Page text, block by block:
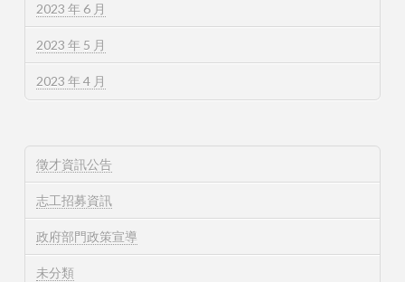
2023 年 6 月
2023 年 5 月
2023 年 4 月
徵才資訊公告
志工招募資訊
政府部門政策宣導
未分類